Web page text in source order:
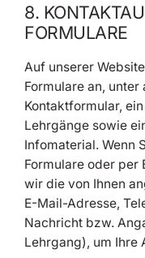
8.
FORMULARE
Auf unserer
Formulare an,
Kontaktformular,
Lehrgänge sowie
Infomaterial. Wenn
Formulare oder per
wir die von Ihnen
E-Mail-Adresse,
Nachricht bzw.
Lehrgang), um Ihre